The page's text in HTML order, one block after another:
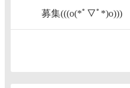
募集(((o(*ﾟ▽ﾟ*)o)))